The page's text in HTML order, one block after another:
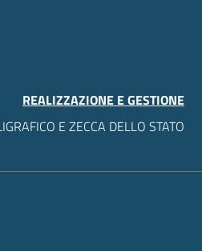
REALIZZAZIONE E GESTIONE
E ZECCA DELLO STATO